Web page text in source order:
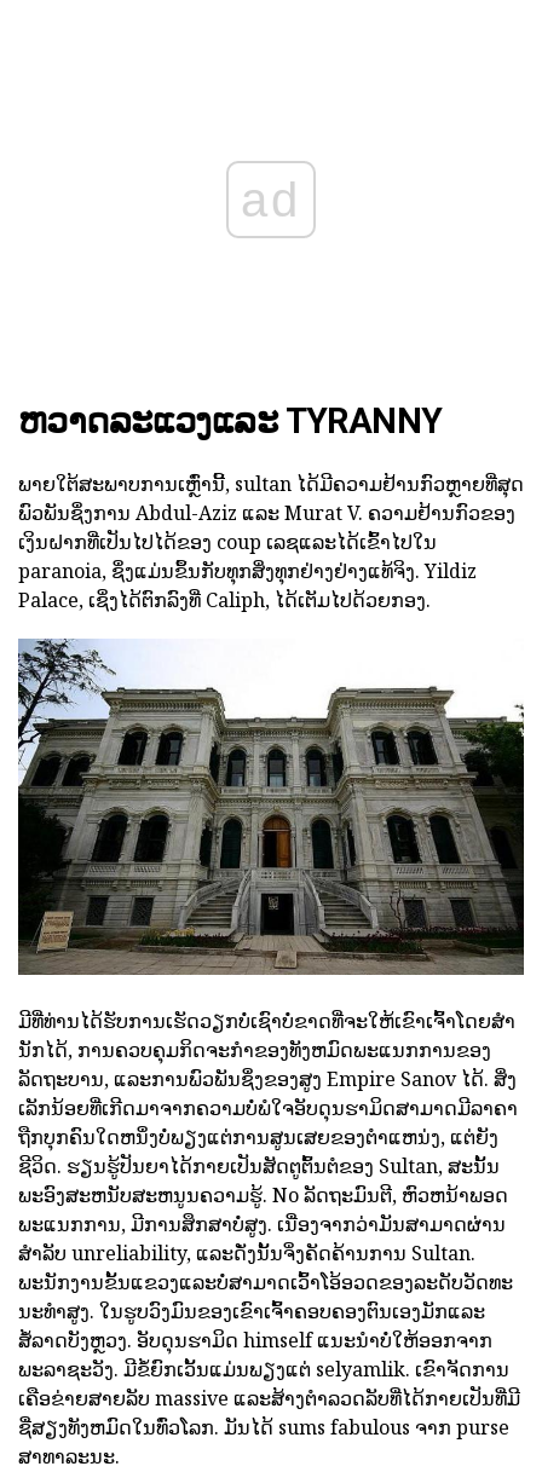
ad
ຫວາດລະແວງແລະ TYRANNY
ພາຍໃຕ້ສະພາບການເຫຼົ່ານີ້, sultan ໄດ້ມີຄວາມຢ້ານກົວຫຼາຍທີ່ສຸດ
ພົວພັນຊຶ່ງການ Abdul-Aziz ແລະ Murat V. ຄວາມຢ້ານກົວຂອງ
ເງິນຝາກທີ່ເປັນໄປໄດ້ຂອງ coup ເລຊແລະໄດ້ເຂົ້າໄປໃນ
paranoia, ຊຶ່ງແມ່ນຂຶ້ນກັບທຸກສິ່ງທຸກຢ່າງຢ່າງແທ້ຈິງ. Yildiz
Palace, ເຊິ່ງໄດ້ຕົກລົງທີ່ Caliph, ໄດ້ເຕັມໄປດ້ວຍກອງ.
ມີທີ່ທ່ານໄດ້ຮັບການເຮັດວຽກບໍ່ເຊົາບໍ່ຂາດທີ່ຈະໃຫ້ເຂົາເຈົ້າໂດຍສໍາ
ນັກໄດ້, ການຄວບຄຸມກິດຈະກໍາຂອງທັງຫມົດພະແນກການຂອງ
ລັດຖະບານ, ແລະການພົວພັນຊຶ່ງຂອງສູງ Empire Sanov ໄດ້. ສິ່ງ
ເລັກນ້ອຍທີ່ເກີດມາຈາກຄວາມບໍ່ພໍໃຈອັບດຸນຮາມິດສາມາດມີລາຄາ
ຖືກບຸກຄົນໃດຫນຶ່ງບໍ່ພຽງແຕ່ການສູນເສຍຂອງຕໍາແຫນ່ງ, ແຕ່ຍັງ
ຊີວິດ. ຮຽນຮູ້ປັນຍາໄດ້ກາຍເປັນສັດຕູຕົ້ນຕໍຂອງ Sultan, ສະນັ້ນ
ພະອົງສະຫນັບສະຫນູນຄວາມຮູ້. No ລັດຖະມົນຕີ, ຫົວຫນ້າພອດ
ພະແນກການ, ມີການສຶກສາບໍ່ສູງ. ເນື່ອງຈາກວ່າມັນສາມາດຜ່ານ
ສໍາລັບ unreliability, ແລະດັ່ງນັ້ນຈິ່ງຄັດຄ້ານການ Sultan.
ພະນັກງານຂັ້ນແຂວງແລະບໍ່ສາມາດເວົ້າໂອ້ອວດຂອງລະດັບວັດທະ
ນະທໍາສູງ. ໃນຮູບວົງມົນຂອງເຂົາເຈົ້າຄອບຄອງຕົນເອງມັກແລະ
ສໍ້ລາດບັງຫຼວງ. ອັບດຸນຮາມິດ himself ແນະນໍາບໍ່ໃຫ້ອອກຈາກ
ພະລາຊະວັງ. ມີຂໍ້ຍົກເວັ້ນແມ່ນພຽງແຕ່ selyamlik. ເຂົາຈັດການ
ເຄືອຂ່າຍສາຍລັບ massive ແລະສ້າງຕໍາລວດລັບທີ່ໄດ້ກາຍເປັນທີ່ມີ
ຊື່ສຽງທັງຫມົດໃນທົ່ວໂລກ. ມັນໄດ້ sums fabulous ຈາກ purse
ສາທາລະນະ.